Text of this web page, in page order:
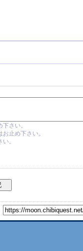
さい。
止め下さい。
。